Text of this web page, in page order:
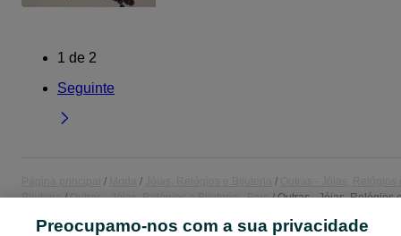
1 de 2
Seguinte
Bijuteria
Outras - Jóias, Relógios e Bijuteria - Faro
Outras - Jóias, Relógios
Preocupamo-nos com a sua privacidade